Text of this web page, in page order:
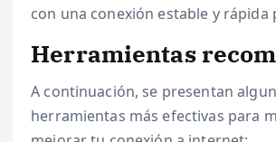
con una conexión estable y rápida
Herramientas
A continuación, se presentan
herramientas más efectivas para